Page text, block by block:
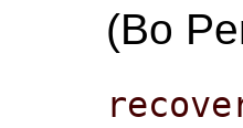
(Bo